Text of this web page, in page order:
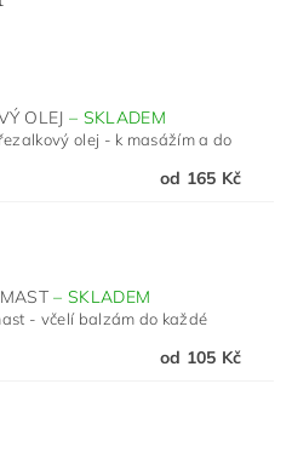
OLEJ– SKLADEM
olej - k masážím a do
od 165 Kč
MAST–SKLADEM
- včelí balzám do každé
od 105 Kč